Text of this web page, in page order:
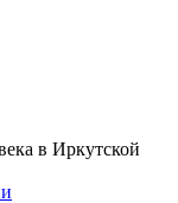
в Иркутской